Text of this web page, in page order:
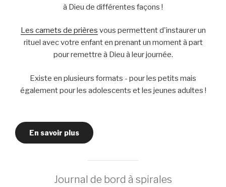
à Dieu de différentes façons !
Les carnets de prières vous permettent d'instaurer un
rituel avec votre enfant en prenant un moment à part
pour remettre à Dieu à leur journée.
Existe en plusieurs formats - pour les petits mais
également pour les adolescents et les jeunes adultes !
En savoir plus
Journal de bord à spirales